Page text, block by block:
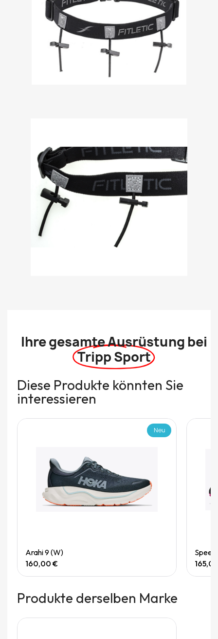
Ihre gesamte Ausrüstung bei
Tripp Sport
Diese Produkte könnten Sie
interessieren
Neu
Arahi 9 (W)
160,00 €
Produkte derselben Marke